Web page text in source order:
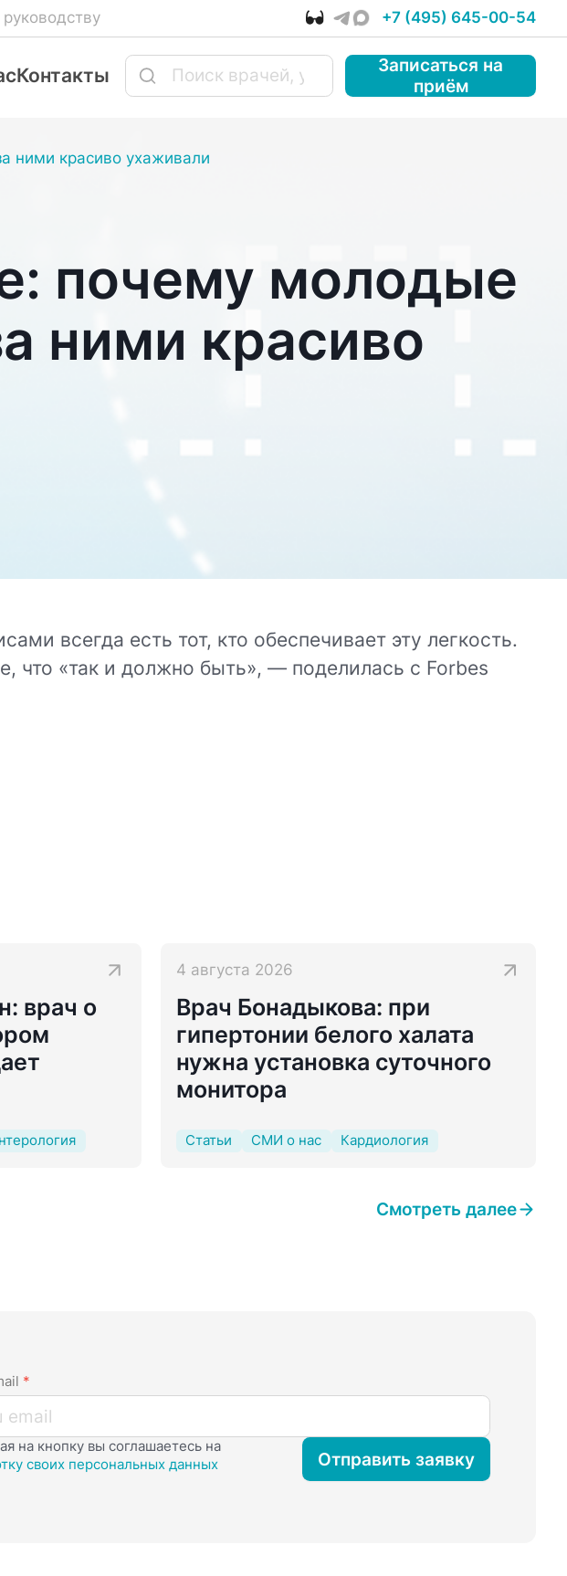
+7 (495) 645-00-54
Контакты Записаться на
приём
ними красиво ухаживали
почему молодые
ними красиво
всегда есть тот, кто обеспечивает эту легкость.
что «так и должно быть», — поделилась с Forbes
врач о
4 августа 2026
Врач Бонадыкова: при
гипертонии белого халата
нужна установка суточного
монитора
Статьи СМИ о нас Кардиология
Смотреть далее
*
на кнопку вы соглашаетесь на
своих персональных данных
Отправить заявку